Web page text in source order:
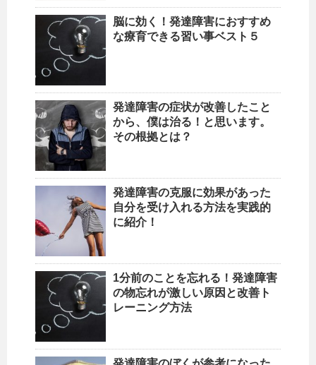
脳に効く！発達障害におすすめ
な療育できる習い事ベスト５
発達障害の症状が改善したこと
から、僕は治る！と思います。
その根拠とは？
発達障害の克服に効果があった
自分を受け入れる方法を実践的
に紹介！
1分前のことを忘れる！発達障害
の物忘れが激しい原因と改善ト
レーニング方法